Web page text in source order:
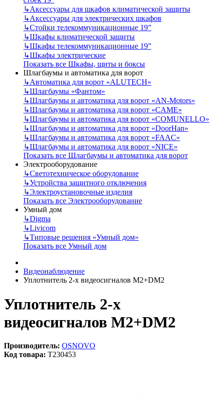
↳Аксессуары для шкафов климатической защиты
↳Аксессуары для электрических шкафов
↳Стойки телекоммуникационные 19”
↳Шкафы климатической защиты
↳Шкафы телекоммуникационные 19”
↳Шкафы электрические
Показать все Шкафы, щиты и боксы
Шлагбаумы и автоматика для ворот
↳Автоматика для ворот «ALUTECH»
↳Шлагбаумы «Фантом»
↳Шлагбаумы и автоматика для ворот «AN-Motors»
↳Шлагбаумы и автоматика для ворот «CAME»
↳Шлагбаумы и автоматика для ворот «COMUNELLO»
↳Шлагбаумы и автоматика для ворот «DoorHan»
↳Шлагбаумы и автоматика для ворот «FAAC»
↳Шлагбаумы и автоматика для ворот «NICE»
Показать все Шлагбаумы и автоматика для ворот
Электрооборудование
↳Светотехническое оборудование
↳Устройства защитного отключения
↳Электроустановочные изделия
Показать все Электрооборудование
Умный дом
↳Digma
↳Livicom
↳Типовые решения «Умный дом»
Показать все Умный дом
Видеонаблюдение
Уплотнитель 2-х видеосигналов M2+DM2
Уплотнитель 2-х
видеосигналов M2+DM2
Производитель: OSNOVO
Код товара: T230453